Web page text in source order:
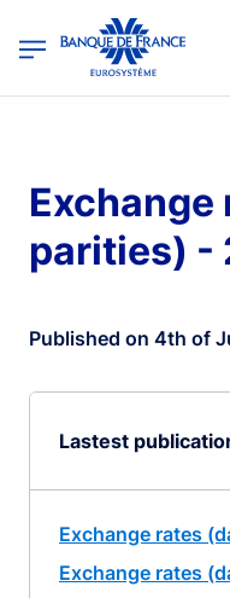
Banque de France -
parities)
Published on 4th of
Lastest
Exchange rates
Exchange rates